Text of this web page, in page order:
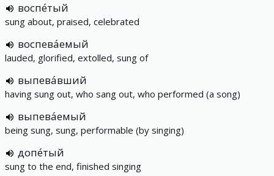
воспе́тый
sung about, praised, celebrated
воспева́емый
lauded, glorified, extolled, sung of
выпева́вший
having sung out, who sang out, who performed (a song)
выпева́емый
being sung, sung, performable (by singing)
допе́тый
sung to the end, finished singing